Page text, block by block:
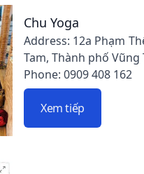
Chu Yoga
Address: 12a Phạm
Tam, Thành phố Vũng
Phone: 0909 408 162
Xem tiếp